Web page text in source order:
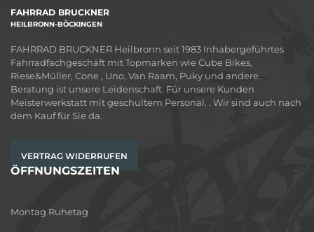
FAHRRAD BRUCKNER
HEILBRONN-BÖCKINGEN
FAHRRAD BRUCKNER Heilbronn seit 1983 Inhabergeführtes
Fahrradfachgeschäft mit Topmarken wie Cube Bikes,
Riese&Müller, Cone , Uno, Van Raam, Puky und andere.
Beratung ist unsere Leidenschaft. Für unsere Kunden
Meisterwerkstatt mit geschultem Personal. . Wir sind auch nach
dem Kauf für Sie da.
VERTRAG WIDERRUFEN
ÖFFNUNGSZEITEN
Montag Ruhetag